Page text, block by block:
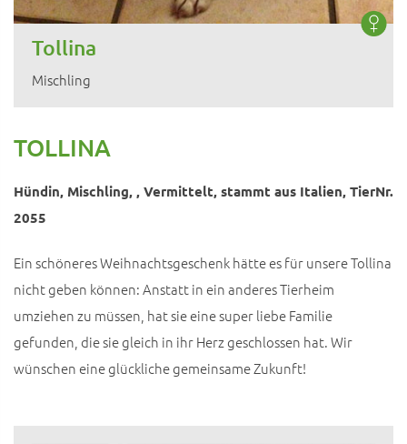
Tollina
Mischling
TOLLINA
Hündin, Mischling, , Vermittelt, stammt aus Italien, TierNr.
2055
Ein schöneres Weihnachtsgeschenk hätte es für unsere Tollina
nicht geben können: Anstatt in ein anderes Tierheim
umziehen zu müssen, hat sie eine super liebe Familie
gefunden, die sie gleich in ihr Herz geschlossen hat. Wir
wünschen eine glückliche gemeinsame Zukunft!